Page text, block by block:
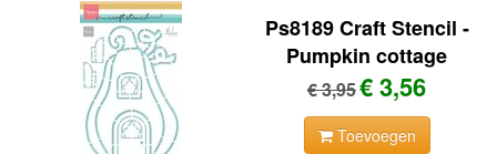
Ps8189 Craft Stencil -
Pumpkin cottage
€ 3,95€ 3,56
Toevoegen